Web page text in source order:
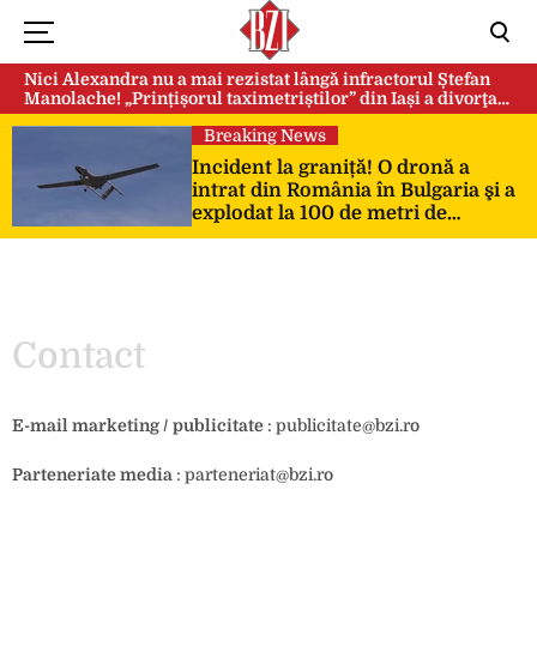
Nici Alexandra nu a mai rezistat lângă infractorul Ștefan
Manolache! „Prințișorul taximetriștilor” din Iași a divorţat
după doi ani de căsnicie
Breaking News
Incident la graniță! O dronă a
intrat din România în Bulgaria şi a
explodat la 100 de metri de
frontieră
Contact
E-mail marketing / publicitate : publicitate@bzi.ro
Parteneriate media : parteneriat@bzi.ro